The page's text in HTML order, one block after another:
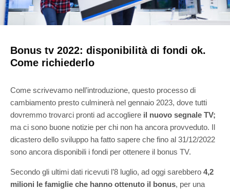
Bonus tv 2022: disponibilità di fondi ok.
Come richiederlo
Come scrivevamo nell’introduzione, questo processo di
cambiamento presto culminerà nel gennaio 2023, dove tutti
dovremmo trovarci pronti ad accogliere il nuovo segnale TV;
ma ci sono buone notizie per chi non ha ancora provveduto. Il
dicastero dello sviluppo ha fatto sapere che fino al 31/12/2022
sono ancora disponibili i fondi per ottenere il bonus TV.
Secondo gli ultimi dati ricevuti l’8 luglio, ad oggi sarebbero 4,2
milioni le famiglie che hanno ottenuto il bonus, per una